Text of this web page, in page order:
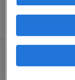
publié le 29
ouvrier